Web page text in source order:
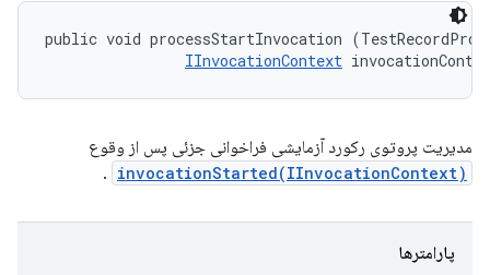
public void processStartInvocation
IInvocationContext
مدیریت پروتوی رکورد آزمایشی فراخوانی جزئی پس از وقوع
invocationStarted(IInvocationContext)
.
پارامترها